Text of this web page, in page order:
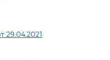
29.04.2021